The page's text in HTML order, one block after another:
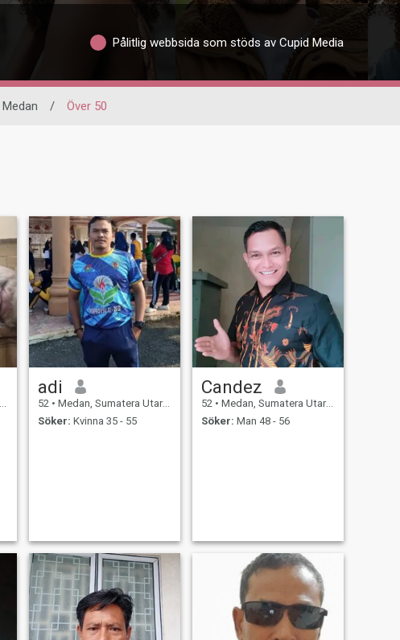
Pålitlig webbsida som stöds av Cupid Media
Medan / Över 50
adi
52 • Medan, Sumatera Utara, Indonesien
Söker: Kvinna 35 - 55
Candez
52 • Medan, Sumatera Utara, Indonesien
Söker: Man 48 - 56